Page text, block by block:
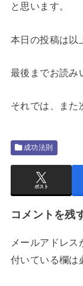
と思います。
本日の投稿は以
最後までお読み
それでは、また
成功法則
ポスト
コメントを残
メールアドレス
付いている欄は